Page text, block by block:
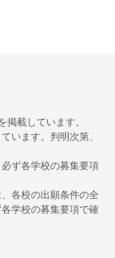
掲載しています。
います。判明次第、
ず各学校の募集要項
各校の出願条件の全
学校の募集要項で確